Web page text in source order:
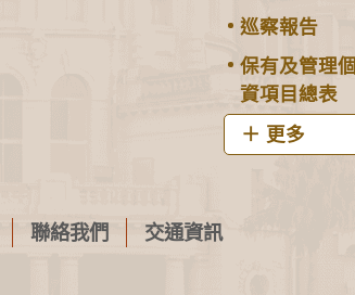
巡察報告
保有及管理個
資項目總表
更多
聯絡我們 交通資訊